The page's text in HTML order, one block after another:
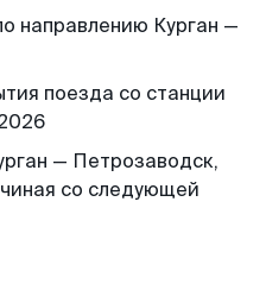
направлению Курган —
поезда со станции
— Петрозаводск,
со следующей